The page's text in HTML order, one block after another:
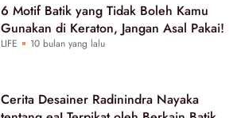
6 Motif Batik yang Tidak Boleh Kamu
Gunakan di Keraton, Jangan Asal Pakai!
LIFE 10 bulan yang lalu
Cerita Desainer Radinindra Nayaka